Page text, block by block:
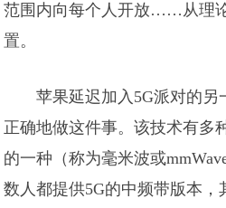
范围内向每个人开放……从理
置。
苹果延迟加入5G派对的
正确地做这件事。该技术有多
的一种（称为毫米波或
数人都提供5G的中频带版本，